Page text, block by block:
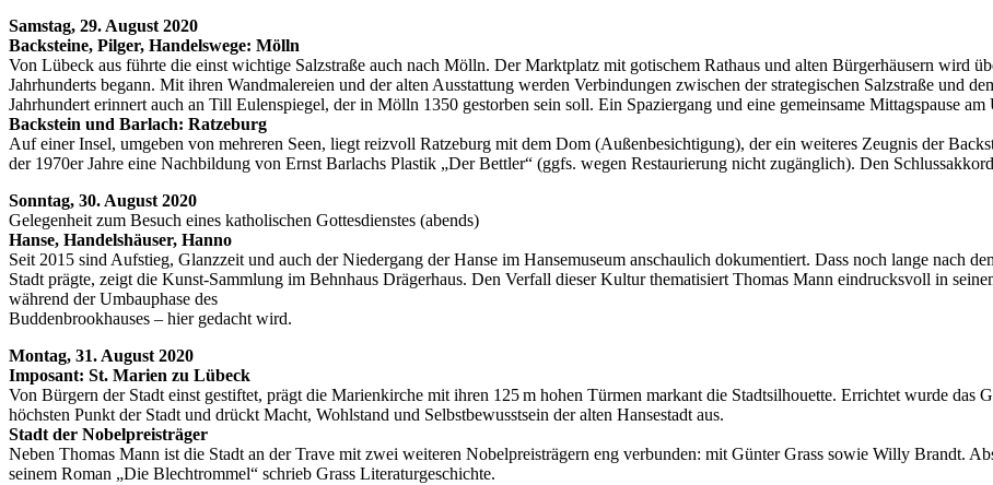
Samstag, 29. August 2020
Backsteine, Pilger, Handelswege: Mölln
Von Lübeck aus führte die einst wichtige Salzstraße auch nach Mölln. Der Marktplatz mit gotischem Rathaus und alten Bürgerhäusern wird
Jahrhunderts begann. Mit ihren Wandmalereien und der alten Ausstattung werden Verbindungen zwischen der strategischen Salzstraße und
Jahrhundert erinnert auch an Till Eulenspiegel, der in Mölln 1350 gestorben sein soll. Ein Spaziergang und eine gemeinsame Mittagspause
Backstein und Barlach: Ratzeburg
Auf einer Insel, umgeben von mehreren Seen, liegt reizvoll Ratzeburg mit dem Dom (Außenbesichtigung), der ein weiteres Zeugnis der
der 1970er Jahre eine Nachbildung von Ernst Barlachs Plastik „Der Bettler“ (ggfs. wegen Restaurierung nicht zugänglich). Den
Sonntag, 30. August 2020
Gelegenheit zum Besuch eines katholischen Gottesdienstes (abends)
Hanse, Handelshäuser, Hanno
Seit 2015 sind Aufstieg, Glanzzeit und auch der Niedergang der Hanse im Hansemuseum anschaulich dokumentiert. Dass noch lange nach
Stadt prägte, zeigt die Kunst-Sammlung im Behnhaus Drägerhaus. Den Verfall dieser Kultur thematisiert Thomas Mann eindrucksvoll in
während der Umbauphase des
Buddenbrookhauses – hier gedacht wird.
Montag, 31. August 2020
Imposant: St. Marien zu Lübeck
Von Bürgern der Stadt einst gestiftet, prägt die Marienkirche mit ihren 125 m hohen Türmen markant die Stadtsilhouette. Errichtet wurde das
höchsten Punkt der Stadt und drückt Macht, Wohlstand und Selbstbewusstsein der alten Hansestadt aus.
Stadt der Nobelpreisträger
Neben Thomas Mann ist die Stadt an der Trave mit zwei weiteren Nobelpreisträgern eng verbunden: mit Günter Grass sowie Willy Brandt.
seinem Roman „Die Blechtrommel“ schrieb Grass Literaturgeschichte.